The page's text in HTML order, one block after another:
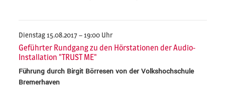
Dienstag 15.08.2017 – 19:00 Uhr
Geführter Rundgang zu den Hörstationen der Audio-
Installation "TRUST ME"
Führung durch Birgit Börresen von der Volkshochschule
Bremerhaven